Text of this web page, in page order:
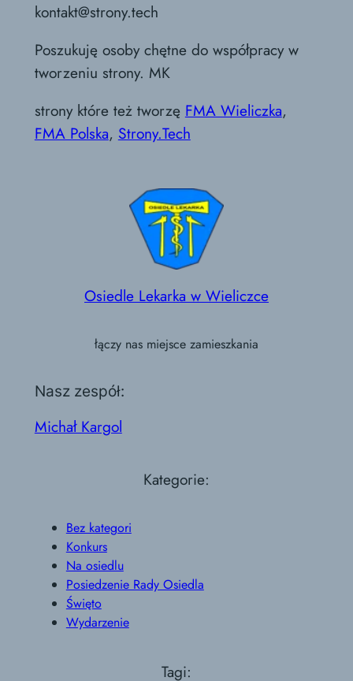
kontakt@strony.tech
Poszukuję osoby chętne do współpracy w
tworzeniu strony. MK
strony które też tworzę FMA Wieliczka,
FMA Polska, Strony.Tech
Osiedle Lekarka w Wieliczce
łączy nas miejsce zamieszkania
Nasz zespół:
Michał Kargol
Kategorie:
Bez kategori
Konkurs
Na osiedlu
Posiedzenie Rady Osiedla
Święto
Wydarzenie
Tagi: